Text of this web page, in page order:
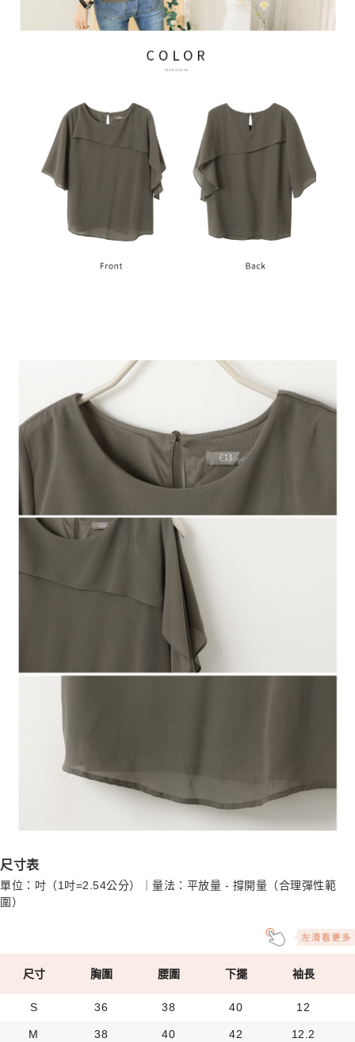
尺寸表
單位：吋（1吋=2.54公分）｜量法：平放量 - 撐開量（合理彈性範
圍）
尺寸 胸圍 腰圍 下擺 袖長
S 36 38 40 12
M 38 40 42 12.2